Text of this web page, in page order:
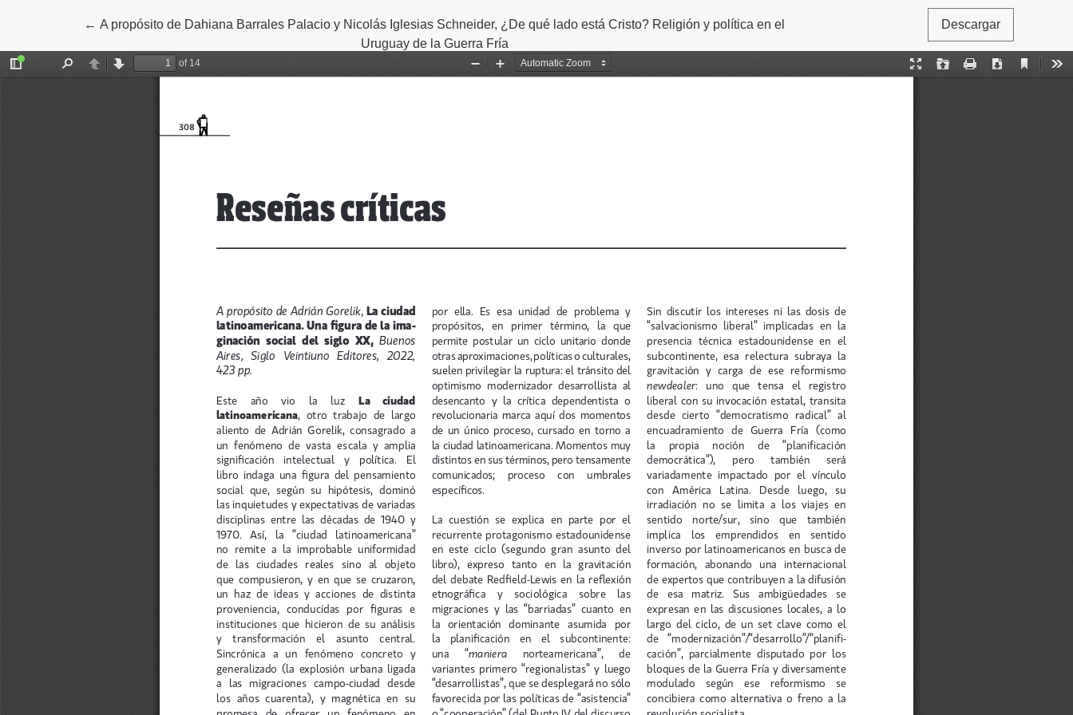
←Volver a los detalles del artículo
A propósito de Dahiana Barrales Palacio y Nicolás Iglesias Schneider, ¿De qué lado está Cristo? Religión y política en el
Uruguay de la Guerra Fría
Descargar